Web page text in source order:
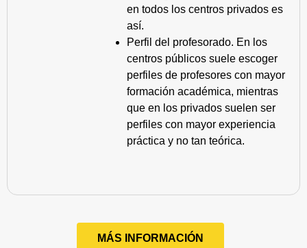
en todos los centros privados es
así.
Perfil del profesorado. En los
centros públicos suele escoger
perfiles de profesores con mayor
formación académica, mientras
que en los privados suelen ser
perfiles con mayor experiencia
práctica y no tan teórica.
MÁS INFORMACIÓN